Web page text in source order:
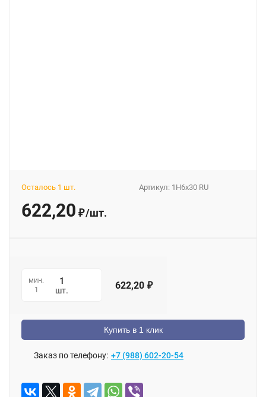
Артикул: 1H6x30 RU
Осталось 1 шт.
622,20 ₽/шт.
мин.
1
шт. 622,20 ₽
Купить в 1 клик
Заказ по телефону: +7 (988) 602-20-54